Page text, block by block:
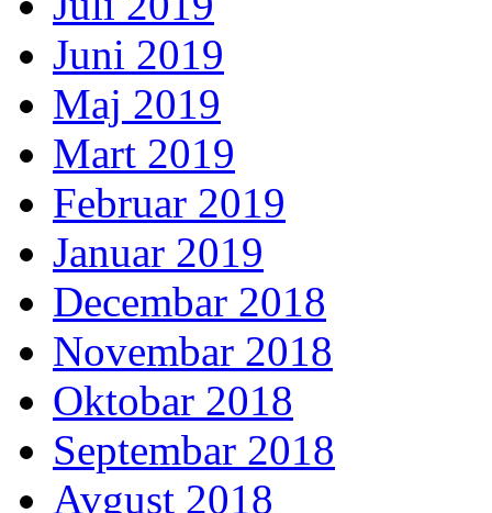
Juni 2019
Maj 2019
Mart 2019
Februar 2019
Januar 2019
Decembar 2018
Novembar 2018
Oktobar 2018
Septembar 2018
Avgust 2018